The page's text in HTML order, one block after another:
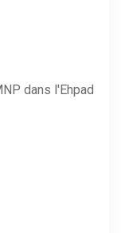
dans l'Ehpad